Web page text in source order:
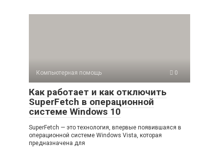
Компьютерная помощь 0
Как работает и как отключить
SuperFetch в операционной
системе Windows 10
SuperFetch — это технология, впервые появившаяся в
операционной системе Windows Vista, которая
предназначена для